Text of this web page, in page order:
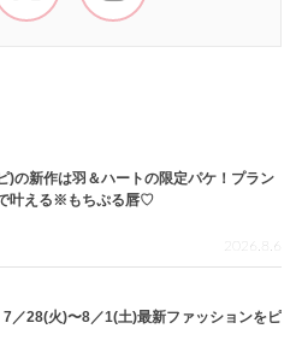
)の新作は羽＆ハートの限定パケ！プラン
叶える※もちぷる唇♡
2026.8.6
7／28(火)〜8／1(土)最新ファッションをピ